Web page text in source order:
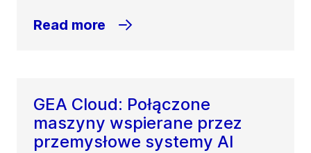
Read more
GEA Cloud: Połączone
maszyny wspierane przez
przemysłowe systemy AI